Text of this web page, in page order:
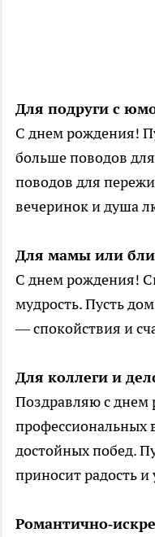
Для подруги с
С днем рождения!
больше поводов
поводов для
вечеринок и душа
Для мамы или
С днем рождения!
мудрость. Пусть
— спокойствия и
Для коллеги и
Поздравляю с
профессиональных
достойных побед.
приносит радость и